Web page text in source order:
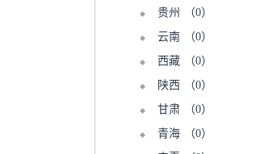
贵州
（0）
云南
（0）
西藏
（0）
陕西
（0）
甘肃
（0）
青海
（0）